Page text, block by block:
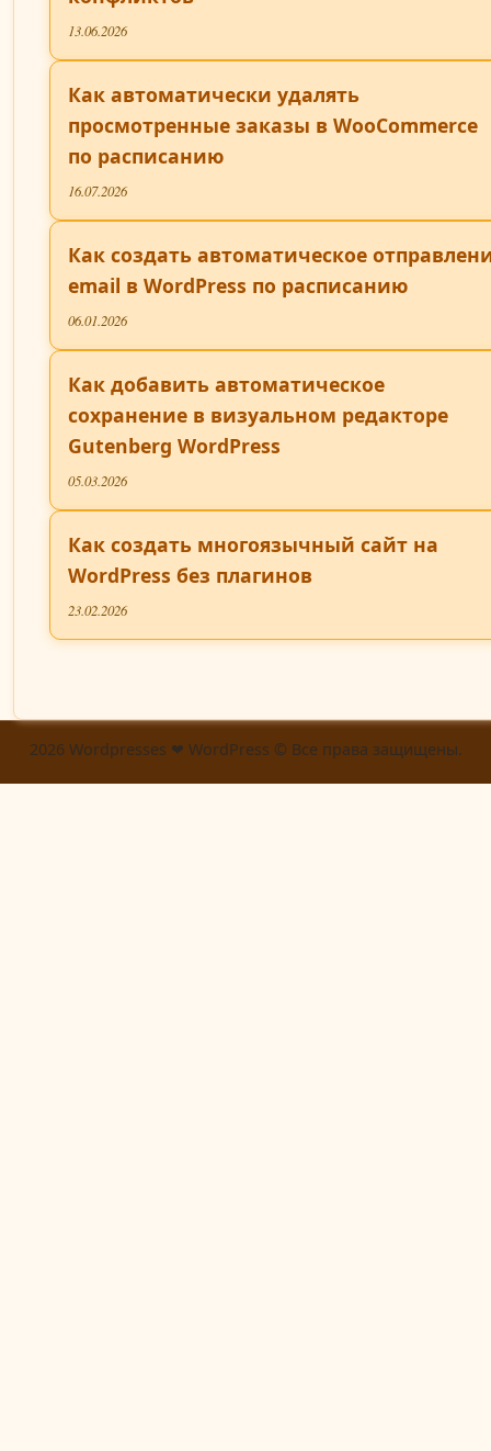
13.06.2026
Как автоматически удалять
просмотренные заказы в WooCommerce
по расписанию
16.07.2026
Как создать автоматическое
email в WordPress по расписанию
06.01.2026
Как добавить автоматическое
сохранение в визуальном редакторе
Gutenberg WordPress
05.03.2026
Как создать многоязычный сайт на
WordPress без плагинов
23.02.2026
2026 Wordpresses ❤ WordPress © Все права защищены.